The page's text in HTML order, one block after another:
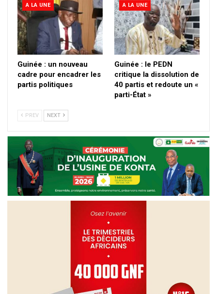
A LA UNE
Guinée : un nouveau
cadre pour encadrer les
partis politiques
A LA UNE
Guinée : le PEDN
critique la dissolution de
40 partis et redoute un «
parti-État »
PREV NEXT